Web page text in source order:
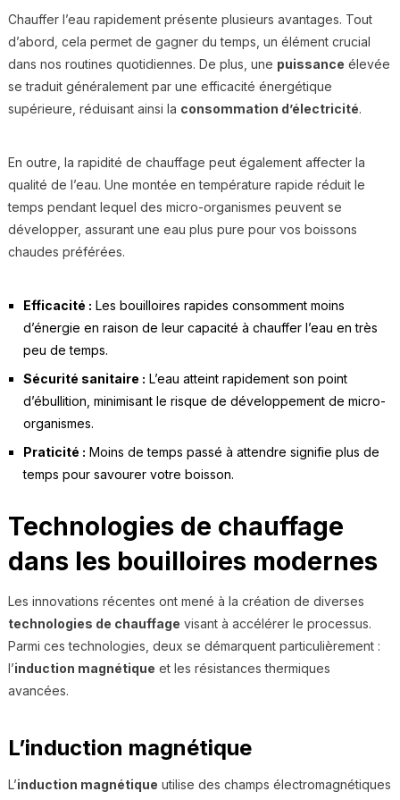
Chauffer l’eau rapidement présente plusieurs avantages. Tout
d’abord, cela permet de gagner du temps, un élément crucial
dans nos routines quotidiennes. De plus, une puissance élevée
se traduit généralement par une efficacité énergétique
supérieure, réduisant ainsi la consommation d’électricité.
En outre, la rapidité de chauffage peut également affecter la
qualité de l’eau. Une montée en température rapide réduit le
temps pendant lequel des micro-organismes peuvent se
développer, assurant une eau plus pure pour vos boissons
chaudes préférées.
Efficacité : Les bouilloires rapides consomment moins
d’énergie en raison de leur capacité à chauffer l’eau en très
peu de temps.
Sécurité sanitaire : L’eau atteint rapidement son point
d’ébullition, minimisant le risque de développement de micro-
organismes.
Praticité : Moins de temps passé à attendre signifie plus de
temps pour savourer votre boisson.
Technologies de chauffage
dans les bouilloires modernes
Les innovations récentes ont mené à la création de diverses
technologies de chauffage visant à accélérer le processus.
Parmi ces technologies, deux se démarquent particulièrement :
l’induction magnétique et les résistances thermiques
avancées.
L’induction magnétique
L’induction magnétique utilise des champs électromagnétiques